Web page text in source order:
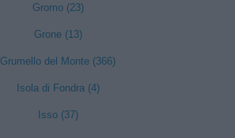
Gromo (23)
Grone (13)
Grumello del Monte (366)
Isola di Fondra (4)
Isso (37)